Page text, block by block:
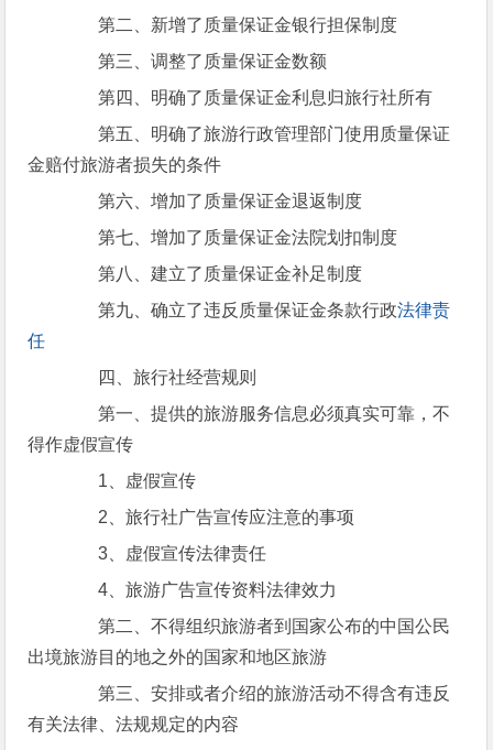
第二、新增了质量保证金银行担保制度
第三、调整了质量保证金数额
第四、明确了质量保证金利息归旅行社所有
第五、明确了旅游行政管理部门使用质量保证
金赔付旅游者损失的条件
第六、增加了质量保证金退返制度
第七、增加了质量保证金法院划扣制度
第八、建立了质量保证金补足制度
第九、确立了违反质量保证金条款行政法律责
任
四、旅行社经营规则
第一、提供的旅游服务信息必须真实可靠，不
得作虚假宣传
1、虚假宣传
2、旅行社广告宣传应注意的事项
3、虚假宣传法律责任
4、旅游广告宣传资料法律效力
第二、不得组织旅游者到国家公布的中国公民
出境旅游目的地之外的国家和地区旅游
第三、安排或者介绍的旅游活动不得含有违反
有关法律、法规规定的内容